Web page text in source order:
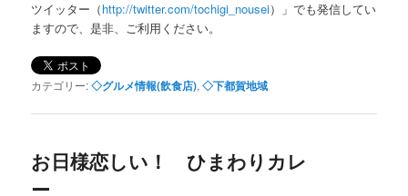
ツイッター（http://twitter.com/tochigi_nousei）」でも発信してい
ますので、是非、ご利用ください。
カテゴリー:◇グルメ情報(飲食店),◇下都賀地域
お日様恋しい！ ひまわりカレ
ー